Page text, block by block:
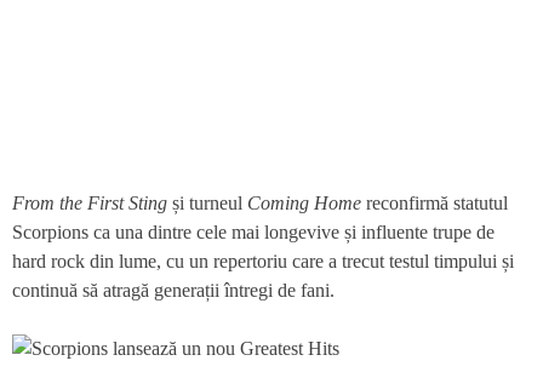
From the First Sting și turneul Coming Home reconfirmă statutul
Scorpions ca una dintre cele mai longevive și influente trupe de
hard rock din lume, cu un repertoriu care a trecut testul timpului și
continuă să atragă generații întregi de fani.